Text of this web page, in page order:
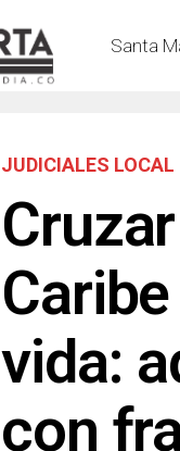
Santa
JUDICIALES LOCAL
vida:
con